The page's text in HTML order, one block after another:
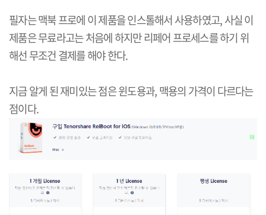
필자는 맥북 프로에 이 제품을 인스톨해서 사용하였고, 사실 이
제품은 무료라고는 처음에 하지만 리페어 프로세스를 하기 위
해선 무조건 결제를 해야 한다.
지금 알게 된 재미있는 점은 윈도용과, 맥용의 가격이 다르다는
점이다.